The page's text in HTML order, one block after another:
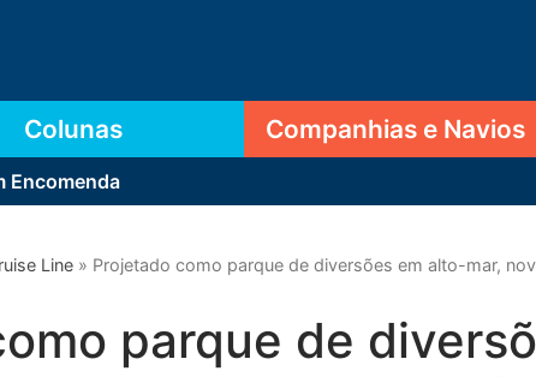
Encomenda
Colunas Companhias e Navios
Line » Projetado como parque de diversões em alto-mar,
parque de